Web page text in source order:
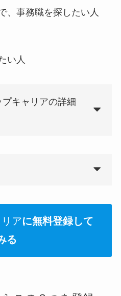
、事務職を探したい人
い人
キャリアの詳細
アに無料登録して
る